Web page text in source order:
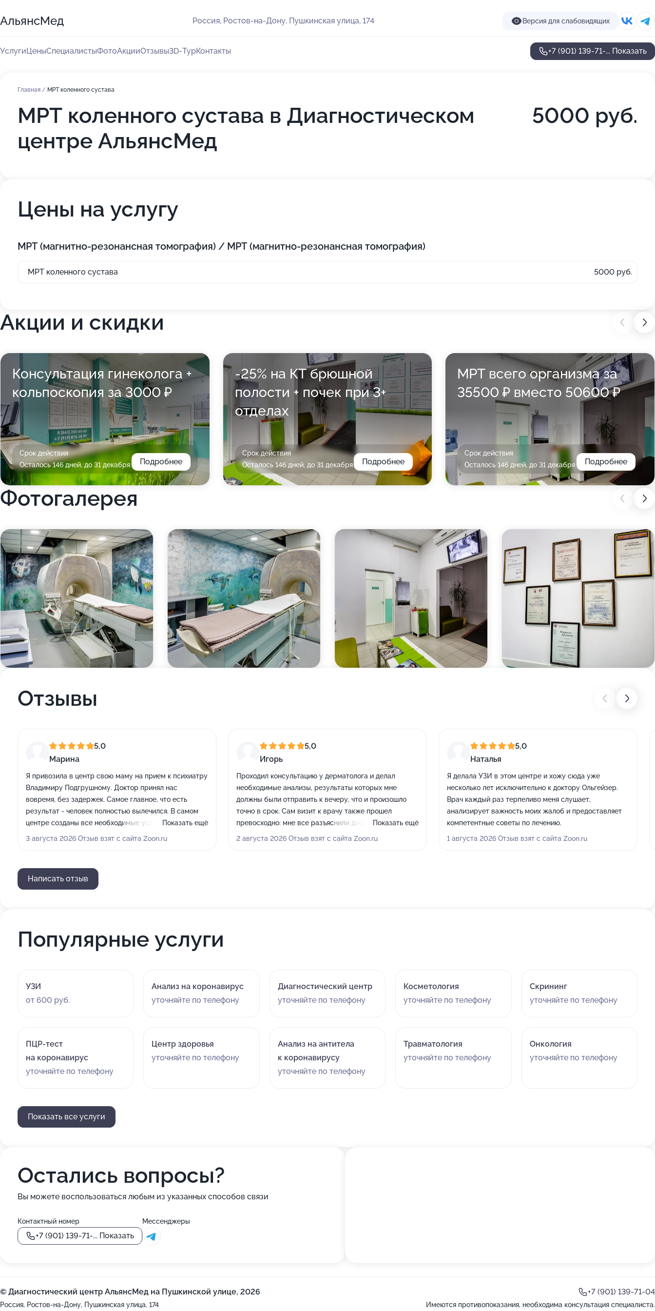
АльянсМед Россия, Ростов-на-Дону, Пушкинская улица, 174 Версия для слабовидящих
УслугиЦеныСпециалистыФотоАкцииОтзывы3D-ТурКонтакты +7 (901) 139-71-... Показать
Главная / МРТ коленного сустава
МРТ коленного сустава в Диагностическом
центре АльянсМед
5000 руб.
Цены на услугу
МРТ (магнитно-резонансная томография) / МРТ (магнитно-резонансная томография)
МРТ коленного сустава 5000 руб.
Акции и скидки
Консультация гинеколога +
кольпоскопия за 3000 ₽
Срок действия
Осталось 146 дней, до 31 декабря
Подробнее
-25% на КТ брюшной
полости + почек при 3+
отделах
Срок действия
Осталось 146 дней, до 31 декабря
Подробнее
МРТ всего организма за
35500 ₽ вместо 50600 ₽
Срок действия
Осталось 146 дней, до 31 декабря
Подробнее
Фотогалерея
Отзывы
5,0
Марина
Я привозила в центр свою маму на прием к психиатру
Владимиру Подгрушному. Доктор принял нас
вовремя, без задержек. Самое главное, что есть
результат - человек полностью вылечился. В самом
центре созданы все необходимые условия для
комфортного пребывания: в помещениях прохладно,
Показать ещё
3 августа 2026 Отзыв взят с сайта Zoon.ru
5,0
Игорь
Проходил консультацию у дерматолога и делал
необходимые анализы, результаты которых мне
должны были отправить к вечеру, что и произошло
точно в срок. Сам визит к врачу также прошел
превосходно: мне все разъяснили доступно и
компетентно.
Показать ещё
2 августа 2026 Отзыв взят с сайта Zoon.ru
5,0
Наталья
Я делала УЗИ в этом центре и хожу сюда уже
несколько лет исключительно к доктору Ольгейзер.
Врач каждый раз терпеливо меня слушает,
анализирует важность моих жалоб и предоставляет
компетентные советы по лечению.
1 августа 2026 Отзыв взят с сайта Zoon.ru
Написать отзыв
Популярные услуги
УЗИ
от 600 руб.
Анализ на коронавирус
уточняйте по телефону
Диагностический центр
уточняйте по телефону
Косметология
уточняйте по телефону
Скрининг
уточняйте по телефону
ПЦР-тест
на коронавирус
уточняйте по телефону
Центр здоровья
уточняйте по телефону
Анализ на антитела
к коронавирусу
уточняйте по телефону
Травматология
уточняйте по телефону
Онкология
уточняйте по телефону
Показать все услуги
Остались вопросы?
Вы можете воспользоваться любым из указанных способов связи
Контактный номер
+7 (901) 139-71-... Показать
Мессенджеры
© Диагностический центр АльянсМед на Пушкинской улице, 2026
Россия, Ростов-на-Дону, Пушкинская улица, 174
+7 (901) 139-71-04
Имеются противопоказания, необходима консультация специалиста.